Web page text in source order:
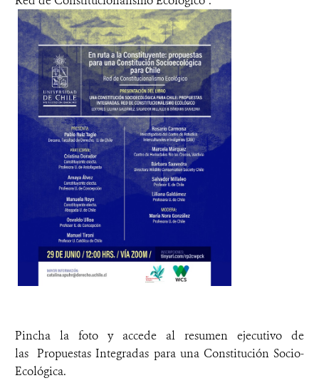
Pincha la foto y accede al resumen ejecutivo de
lasPropuestas Integradas para una ConstituciónSocio-
Ecológica.